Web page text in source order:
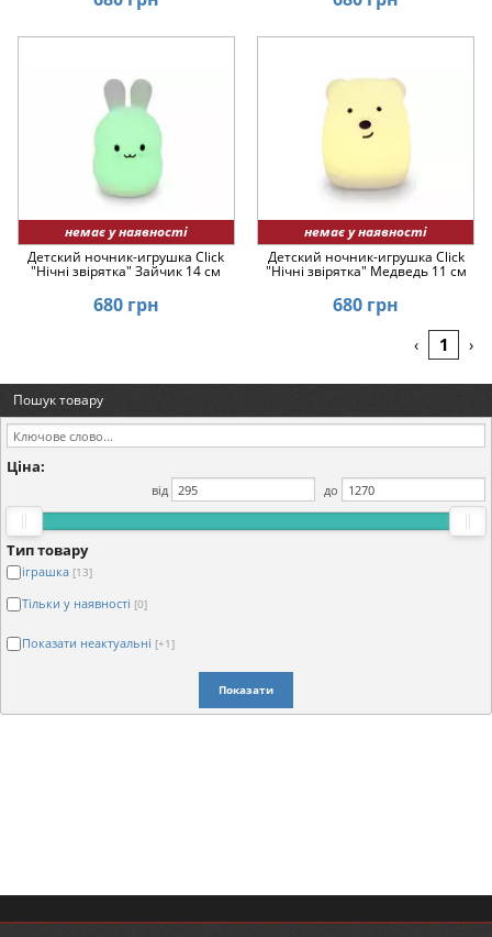
немає у наявності
Детский ночник-игрушка Click
"Hічні звірятка" Зайчик 14 см
680 грн
немає у наявності
Детский ночник-игрушка Click
"Hічні звірятка" Медведь 11 см
680 грн
‹ 1 ›
Пошук товару
Ціна:
від до
Тип товару
іграшка [13]
Тільки у наявності [0]
Показати неактуальні [+1]
Показати